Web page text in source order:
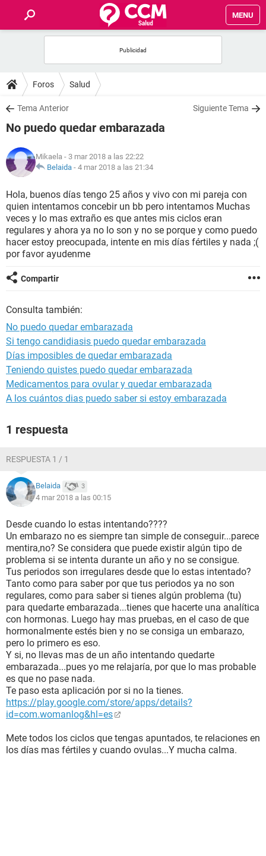
MENU
FOROS
SALUD
FAMILIA
NUTRICIÓN
BIENESTAR
SEXUALIDAD
GLOSARIO
Foros Salud
Tema Anterior Siguiente Tema
No puedo quedar embarazada
Mikaela - 3 mar 2018 a las 22:22
Belaida - 4 mar 2018 a las 21:34
Hola, buenos días tengo 25 años y vivo con mi pareja con
quien intentamos concebir un bb pero intentamos Muchas
veces y lo mas extraño es que antes mis ciclos eran
regulares y ahora ya no lo son y no se porque y como puedo
hacer estoy preocupada, intente en mis días fértiles y nada ;(
por favor ayudenme
Compartir
Consulta también:
No puedo quedar embarazada
Si tengo candidiasis puedo quedar embarazada
Días imposibles de quedar embarazada
Teniendo quistes puedo quedar embarazada
Medicamentos para ovular y quedar embarazada
A los cuántos dias puedo saber si estoy embarazada
1 respuesta
RESPUESTA 1 / 1
Belaida 3
4 mar 2018 a las 00:15
Desde cuando lo estas intentando????
Un embarazo no es siempre tan simple de conseguir...parece
mentira,no? Se considera que puede existir algún tipo de
problema si se intenta durante un año y no se consigue.
Tus periodos son irregulares desde que lo estas intentado?
Tanto como para saber por que tus periodos ya no son
regulares, como para saber si tienes algún problema (tu)
para quedarte embarazada...tienes que hacerte una analítica
con hormonas. Luego hay mas pruebas, en el caso de que
hormonalmente estés bien y no se consiga un embarazo,
pero lo primero es eso.
Y si, no llevas mas de un año intentando quedarte
embarazada...pues yo me relajaría, por que lo mas probable
es que no pase nada.
Te paso esta aplicación por si no la tienes.
https://play.google.com/store/apps/details?
id=com.womanlog&hl=es
Mete todos los ciclos que tengas apuntados, te relaciones en
los días mas fértiles y cuando ovulas...Y mucha calma.